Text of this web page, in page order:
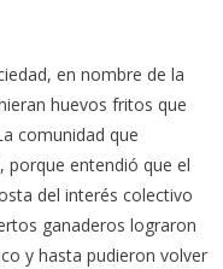
en nombre de la
huevos fritos que
comunidad que
porque entendió que el
del interés colectivo
ganaderos lograron
y hasta pudieron volver